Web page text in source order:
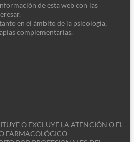
de esta web con las
en el ámbito de la psicología,
complementarias.
O EXCLUYE LA ATENCIÓN O EL
FARMACOLÓGICO